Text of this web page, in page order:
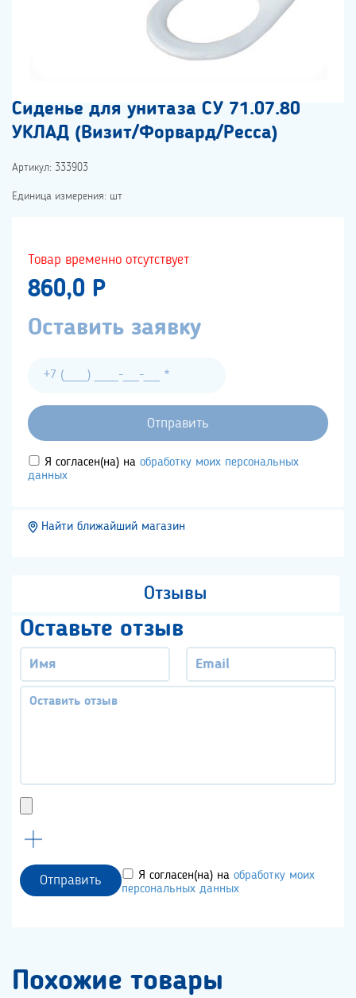
Сиденье для унитаза СУ 71.07.80
УКЛАД (Визит/Форвард/Ресса)
Артикул: 333903
Единица измерения: шт
Товар временно отсутствует
860,0 P
Оставить заявку
Я согласен(на) на обработку моих персональных
данных
Найти ближайший магазин
Отзывы
Оставьте отзыв
Отправить Я согласен(на) на обработку моих
персональных данных
Похожие товары